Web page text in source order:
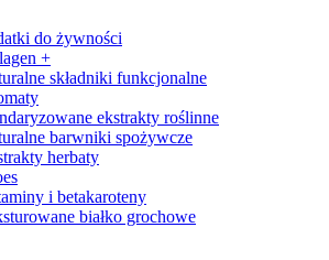
do żywności
+
składniki funkcjonalne
ekstrakty roślinne
barwniki spożywcze
herbaty
i betakaroteny
białko grochowe